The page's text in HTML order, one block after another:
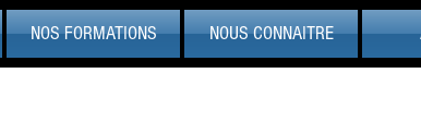
NOS FORMATIONS NOUS CONNAITRE